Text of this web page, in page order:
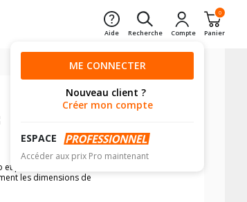
Aide Recherche Compte
0
Panier
ME CONNECTER
Nouveau client ?
Créer mon compte
ESPACE
Accéder aux prix Pro maintenant
pneus arrière moto
les dimensions de